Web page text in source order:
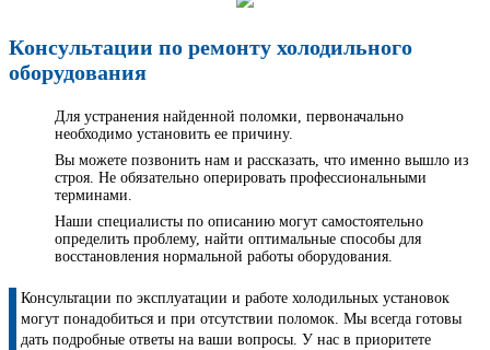
Консультации по ремонту холодильного
оборудования
Для устранения найденной поломки, первоначально
необходимо установить ее причину.
Вы можете позвонить нам и рассказать, что именно вышло из
строя. Не обязательно оперировать профессиональными
терминами.
Наши специалисты по описанию могут самостоятельно
определить проблему, найти оптимальные способы для
восстановления нормальной работы оборудования.
Консультации по эксплуатации и работе холодильных установок
могут понадобиться и при отсутствии поломок. Мы всегда готовы
дать подробные ответы на ваши вопросы. У нас в приоритете